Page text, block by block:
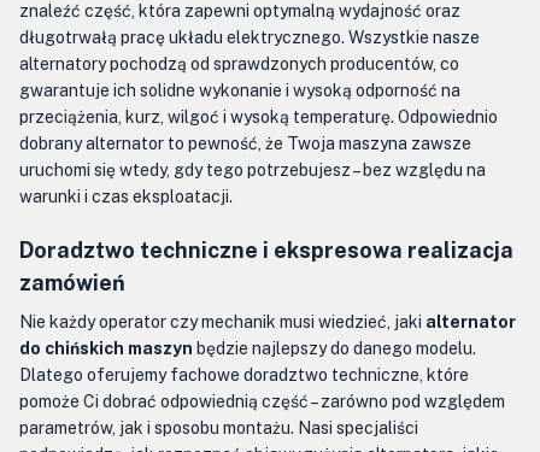
znaleźć część, która zapewni optymalną wydajność oraz
długotrwałą pracę układu elektrycznego. Wszystkie nasze
alternatory pochodzą od sprawdzonych producentów, co
gwarantuje ich solidne wykonanie i wysoką odporność na
przeciążenia, kurz, wilgoć i wysoką temperaturę. Odpowiednio
dobrany alternator to pewność, że Twoja maszyna zawsze
uruchomi się wtedy, gdy tego potrzebujesz – bez względu na
warunki i czas eksploatacji.
Doradztwo techniczne i ekspresowa realizacja
zamówień
Nie każdy operator czy mechanik musi wiedzieć, jaki alternator
do chińskich maszyn będzie najlepszy do danego modelu.
Dlatego oferujemy fachowe doradztwo techniczne, które
pomoże Ci dobrać odpowiednią część – zarówno pod względem
parametrów, jak i sposobu montażu. Nasi specjaliści